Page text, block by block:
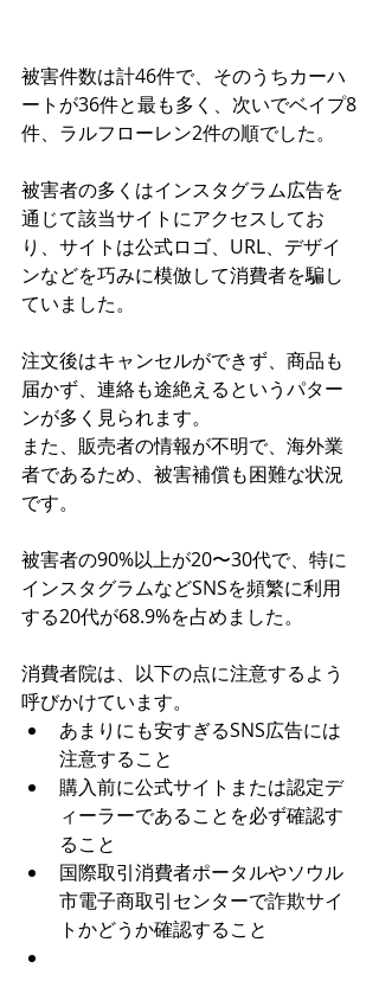
被害件数は計46件で、そのうちカーハ
ートが36件と最も多く、次いでベイプ8
件、ラルフローレン2件の順でした。
被害者の多くはインスタグラム広告を
通じて該当サイトにアクセスしてお
り、サイトは公式ロゴ、URL、デザイ
ンなどを巧みに模倣して消費者を騙し
ていました。
注文後はキャンセルができず、商品も
届かず、連絡も途絶えるというパター
ンが多く見られます。
また、販売者の情報が不明で、海外業
者であるため、被害補償も困難な状況
です。
被害者の90%以上が20〜30代で、特に
インスタグラムなどSNSを頻繁に利用
する20代が68.9%を占めました。
消費者院は、以下の点に注意するよう
呼びかけています。
あまりにも安すぎるSNS広告には
注意すること
購入前に公式サイトまたは認定デ
ィーラーであることを必ず確認す
ること
国際取引消費者ポータルやソウル
市電子商取引センターで詐欺サイ
トかどうか確認すること